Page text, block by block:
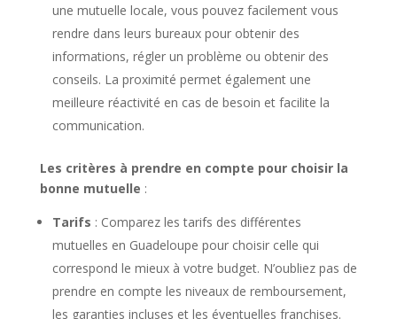
une mutuelle locale, vous pouvez facilement vous
rendre dans leurs bureaux pour obtenir des
informations, régler un problème ou obtenir des
conseils. La proximité permet également une
meilleure réactivité en cas de besoin et facilite la
communication.
Les critères à prendre en compte pour choisir la
bonne mutuelle :
Tarifs : Comparez les tarifs des différentes
mutuelles en Guadeloupe pour choisir celle qui
correspond le mieux à votre budget. N’oubliez pas de
prendre en compte les niveaux de remboursement,
les garanties incluses et les éventuelles franchises.